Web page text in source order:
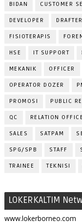
BIDAN CUSTOMER
DEVELOPER DRAFTER
FISIOTERAPIS
HSE IT SUPPORT
MEKANIK OFFICER
OPERATOR DOZER
PROMOSI PUBLIC
QC RELATION
SALES SATPAM
SPG/SPB STAFF
TRAINEE TEKNISI
LOKERKALTIM
www.lokerborneo.com